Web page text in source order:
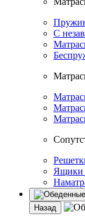
С
Ящики
Назад